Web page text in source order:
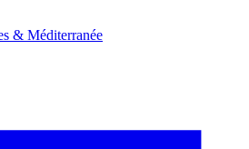
& Méditerranée